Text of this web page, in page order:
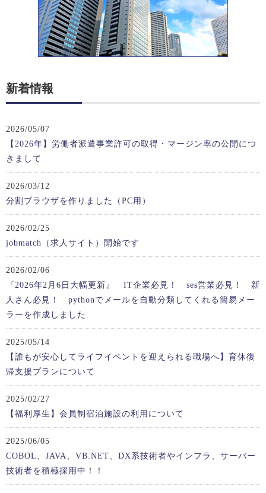
新着情報
2026/05/07
【2026年】労働者派遣事業許可の取得・マージン率の公開につ
きまして
2026/03/12
分割ブラウザを作りました（PC用）
2026/02/25
jobmatch（求人サイト）開始です
2026/02/06
『2026年2月6日大幅更新』 IT企業必見！ ses営業必見！ 新
人さん必見！ pythonでメールを自動分類してくれる簡易メー
ラーを作成しました
2025/05/14
【誰もが安心してライフイベントを迎えられる職場へ】育休復
帰支援プランについて
2025/02/27
【福利厚生】会員制宿泊施設の利用について
2025/06/05
COBOL、JAVA、VB.NET、DX系技術者やインフラ、サーバー
技術者を積極採用中！！